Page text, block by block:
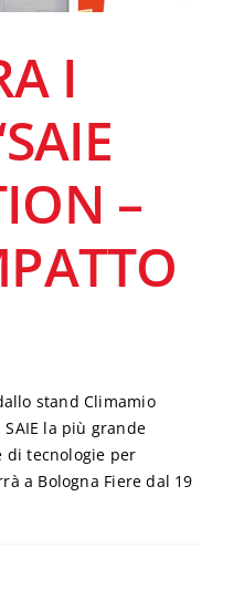
I
–
stand Climamio
la più grande
di tecnologie per
a Bologna Fiere dal 19